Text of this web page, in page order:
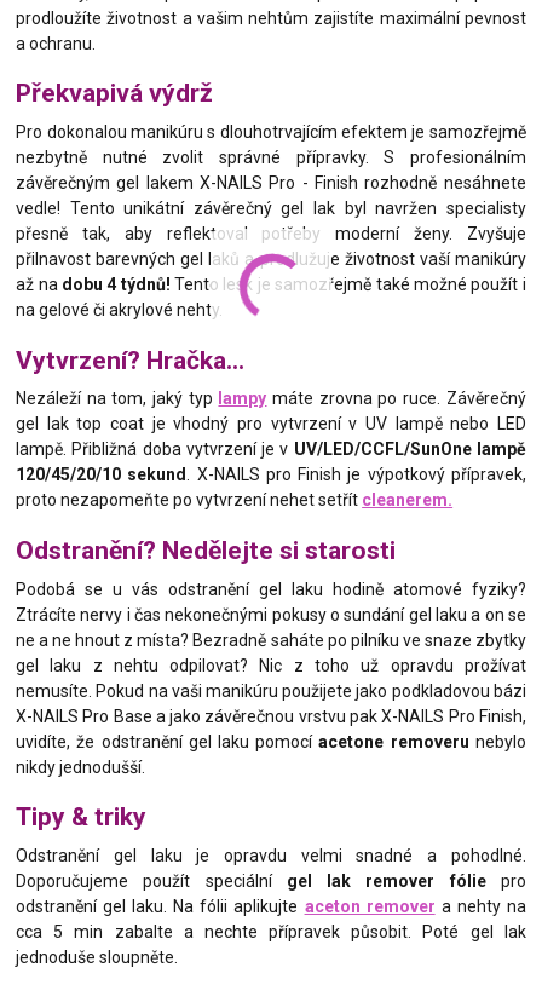
prodloužíte životnost a vašim nehtům zajistíte maximální pevnost
a ochranu.
Překvapivá výdrž
Pro dokonalou manikúru s dlouhotrvajícím efektem je samozřejmě
nezbytně nutné zvolit správné přípravky. S profesionálním
závěrečným gel lakem X-NAILS Pro - Finish rozhodně nesáhnete
vedle! Tento unikátní závěrečný gel lak byl navržen specialisty
přesně tak, aby reflektoval potřeby moderní ženy. Zvyšuje
přilnavost barevných gel laků a prodlužuje životnost vaší manikúry
až na dobu 4 týdnů!Tento lesk je samozřejmě také možné použít i
na gelové či akrylové nehty.
Vytvrzení? Hračka...
Nezáleží na tom, jaký typ lampy máte zrovna po ruce. Závěrečný
gel lak top coat je vhodný pro vytvrzení v UV lampě nebo LED
lampě. Přibližná doba vytvrzení je v UV/LED/CCFL/SunOne lampě
120/45/20/10 sekund. X-NAILS pro Finish je výpotkový přípravek,
proto nezapomeňte po vytvrzení nehet setřít cleanerem.
Odstranění? Nedělejte si starosti
Podobá se u vás odstranění gel laku hodině atomové fyziky?
Ztrácíte nervy i čas nekonečnými pokusy o sundání gel laku a on se
ne a ne hnout z místa? Bezradně saháte po pilníku ve snaze zbytky
gel laku z nehtu odpilovat? Nic z toho už opravdu prožívat
nemusíte. Pokud na vaši manikúru použijete jako podkladovou bázi
X-NAILS Pro Base a jako závěrečnou vrstvu pak X-NAILS Pro Finish,
uvidíte, že odstranění gel laku pomocíacetone removeru nebylo
nikdy jednodušší.
Tipy & triky
Odstranění gel laku je opravdu velmi snadné a pohodlné.
Doporučujeme použít speciální gel lak remover fóliepro
odstranění gel laku. Na fólii aplikujte aceton remover a nehty na
cca 5 min zabalte a nechte přípravek působit. Poté gel lak
jednoduše sloupněte.